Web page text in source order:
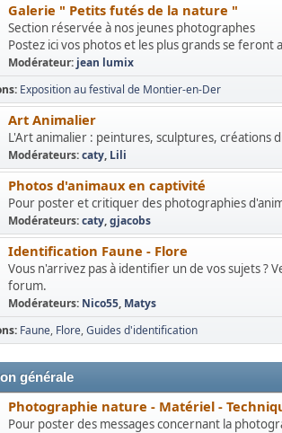
Galerie " Petits futés de la nature "
Section réservée à nos jeunes photographes
Postez ici vos photos et les plus grands se feront
Modérateur: jean lumix
Exposition au festival de Montier-en-Der
Art Animalier
L'Art animalier : peintures, sculptures, créations
Modérateurs:caty, Lili
Photos d'animaux en captivité
Pour poster et critiquer des photographies
Modérateurs:caty,gjacobs
Identification Faune - Flore
Vous n'arrivez pas à identifier un de vos sujets ?
forum.
Modérateurs: Nico55, Matys
Faune Flore Guides d'identification
générale
Photographie nature - Matériel -
Pour poster des messages concernant la